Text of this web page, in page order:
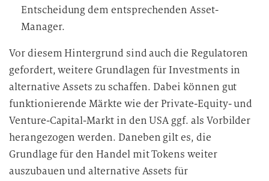
Entscheidung dem entsprechenden Asset-
Manager.
Vor diesem Hintergrund sind auch die Regulatoren
gefordert, weitere Grundlagen für Investments in
alternative Assets zu schaffen. Dabei können gut
funktionierende Märkte wie der Private-Equity- und
Venture-Capital-Markt in den USA ggf. als Vorbilder
herangezogen werden. Daneben gilt es, die
Grundlage für den Handel mit Tokens weiter
auszubauen und alternative Assets für